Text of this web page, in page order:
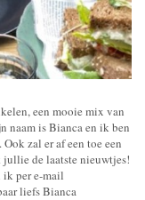
een mooie mix van
naam is Bianca en ik ben
zal er af een toe een
de laatste nieuwtjes!
ik per e-mail
liefs Bianca